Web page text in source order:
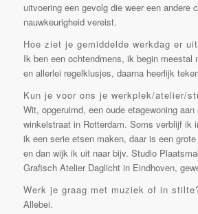
uitvoering een gevolg die weer een andere
nauwkeurigheid vereist.
Hoe ziet je gemiddelde werkdag er
Ik ben een ochtendmens, ik begin meestal
en allerlei regelklusjes, daarna heerlijk
Kun je voor ons je werkplek/atelier/
Wit, opgeruimd, een oude etagewoning aan
winkelstraat in Rotterdam. Soms verblijf ik
ik een serie etsen maken, daar is een
en dan wijk ik uit naar bijv. Studio
Grafisch Atelier Daglicht in Eindhoven,
Werk je graag met muziek of in
Allebei.